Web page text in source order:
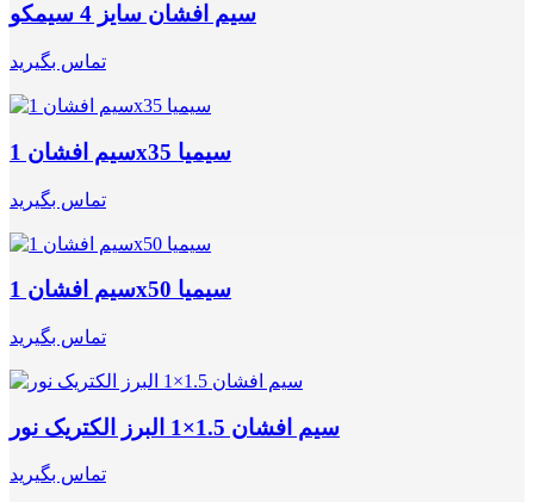
سیم افشان سایز 4 سیمکو
تماس بگیرید
سیم افشان 1x35 سیمیا
تماس بگیرید
سیم افشان 1x50 سیمیا
تماس بگیرید
سیم افشان 1.5×1 البرز الکتریک نور
تماس بگیرید